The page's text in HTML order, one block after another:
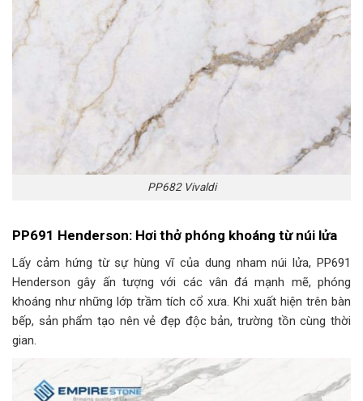
PP682 Vivaldi
PP691 Henderson: Hơi thở phóng khoáng từ núi lửa
Lấy cảm hứng từ sự hùng vĩ của dung nham núi lửa, PP691
Henderson gây ấn tượng với các vân đá mạnh mẽ, phóng
khoáng như những lớp trầm tích cổ xưa. Khi xuất hiện trên bàn
bếp, sản phẩm tạo nên vẻ đẹp độc bản, trường tồn cùng thời
gian.